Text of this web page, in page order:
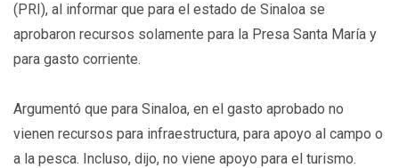
(PRI), al informar que para el estado de Sinaloa se
aprobaron recursos solamente para la Presa Santa María y
para gasto corriente.
Argumentó que para Sinaloa, en el gasto aprobado no
vienen recursos para infraestructura, para apoyo al campo o
a la pesca. Incluso, dijo, no viene apoyo para el turismo.